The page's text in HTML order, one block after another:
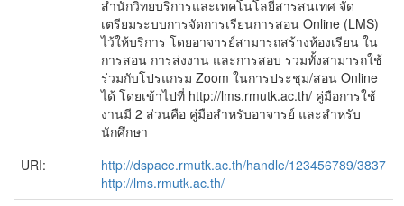
สำนักวิทยบริการและเทคโนโลยีสารสนเทศ จัด
เตรียมระบบการจัดการเรียนการสอน Online (LMS)
ไว้ให้บริการ โดยอาจารย์สามารถสร้างห้องเรียน ใน
การสอน การส่งงาน และการสอบ รวมทั้งสามารถใช้
ร่วมกับโปรแกรม Zoom ในการประชุม/สอน Online
ได้ โดยเข้าไปที่ http://lms.rmutk.ac.th/ คู่มือการใช้
งานมี 2 ส่วนคือ คู่มือสำหรับอาจารย์ และสำหรับ
นักศึกษา
URI:
http://dspace.rmutk.ac.th/handle/123456789/3837
http://lms.rmutk.ac.th/